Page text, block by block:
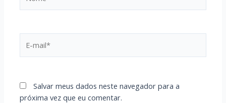
mail*
Salvar meus dados neste navegador para a
próxima vez que eu comentar.